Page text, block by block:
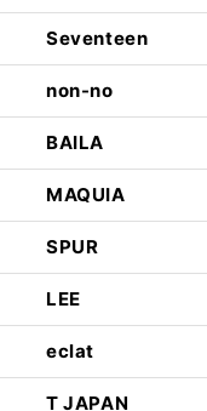
Seventeen
non-no
BAILA
MAQUIA
SPUR
LEE
eclat
T JAPAN